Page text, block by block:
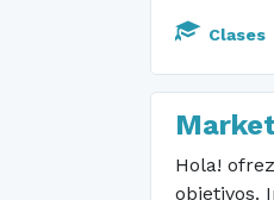
Clases
Hola!
objetivos.